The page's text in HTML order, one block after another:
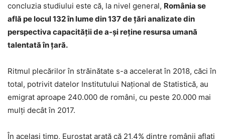
concluzia studiului este că, la nivel general, România se
află pe locul 132 în lume din 137 de ţări analizate din
perspectiva capacităţii de a-şi reține resursa umană
talentată în ţară.
Ritmul plecărilor în străinătate s-a accelerat în 2018, căci în
total, potrivit datelor Institutului Naţional de Statistică, au
emigrat aproape 240.000 de români, cu peste 20.000 mai
mulți decât în 2017.
În același timp, Eurostat arată că 21,4% dintre românii aflați